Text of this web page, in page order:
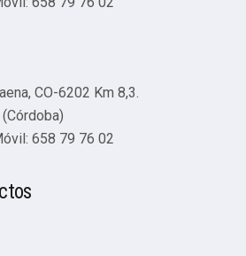
CO-6202 Km 8,3.
658 79 76 02